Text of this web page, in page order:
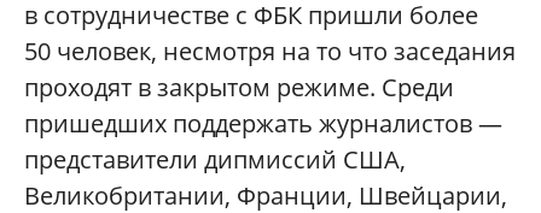
в сотрудничестве с ФБК пришли более
50 человек, несмотря на то что заседания
проходят в закрытом режиме. Среди
пришедших поддержать журналистов —
представители дипмиссий США,
Великобритании, Франции, Швейцарии,